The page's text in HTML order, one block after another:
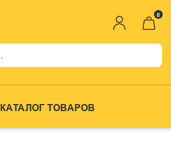
0
КАТАЛОГ ТОВАРОВ